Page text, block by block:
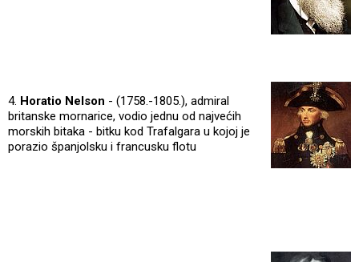
4. Horatio Nelson - (1758.-1805.), admiral
britanske mornarice, vodio jednu od najvećih
morskih bitaka - bitku kod Trafalgara u kojoj je
porazio španjolsku i francusku flotu